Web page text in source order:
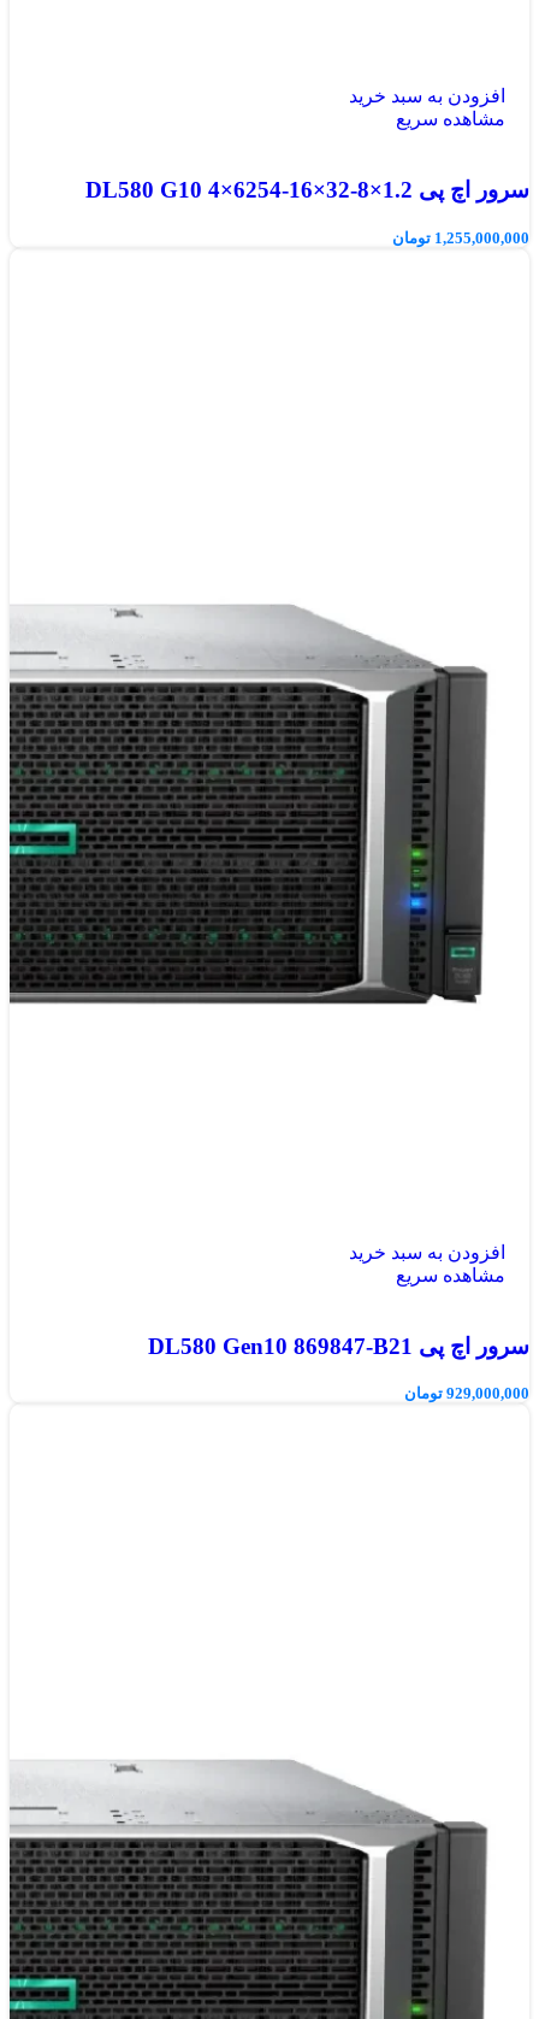
افزودن به سبد خرید
مشاهده سریع
سرور اچ پی DL580 G10 4×6254-16×32-8×1.2
1,255,000,000 تومان
افزودن به سبد خرید
مشاهده سریع
سرور اچ پی DL580 Gen10 869847-B21
929,000,000 تومان